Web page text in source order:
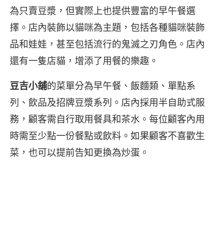
為只賣豆漿，但實際上也提供豐富的早午餐選
擇。店內裝飾以貓咪為主題，包括各種貓咪裝飾
品和娃娃，甚至包括流行的鬼滅之刃角色。店內
還有一隻店貓，增添了用餐的樂趣。
豆吉小舖的菜單分為早午餐、飯麵類、單點系
列、飲品及招牌豆漿系列。店內採用半自助式服
務，顧客需自行取用餐具和茶水。每位顧客內用
時需至少點一份餐點或飲料。如果顧客不喜歡生
菜，也可以提前告知更換為炒蛋。